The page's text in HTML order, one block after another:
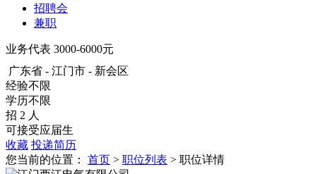
招聘会
兼职
业务代表 3000-6000元
广东省 - 江门市 - 新会区
经验不限
学历不限
招 2 人
可接受应届生
收藏 投递简历
您当前的位置： 首页 > 职位列表 > 职位详情